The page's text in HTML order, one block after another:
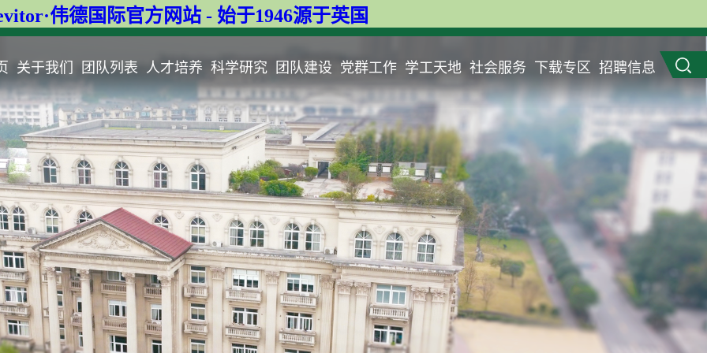
伟德国际官方网站 - 始于1946源于英国
关于我们 团队列表 人才培养 科学研究 团队建设 党群工作 学工天地 社会服务 下载专区 招聘信息